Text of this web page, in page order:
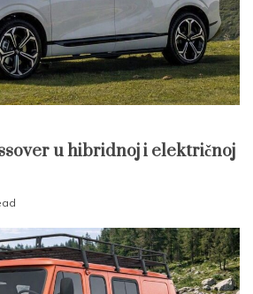
u hibridnoj i električnoj